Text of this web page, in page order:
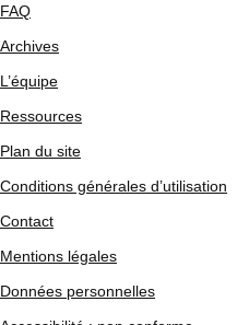
FAQ
Archives
L’équipe
Ressources
Plan du site
Conditions générales d’utilisation
Contact
Mentions légales
Données personnelles